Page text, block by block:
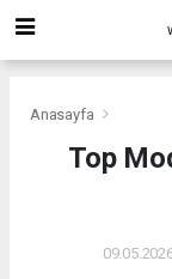
Anasayfa
Top